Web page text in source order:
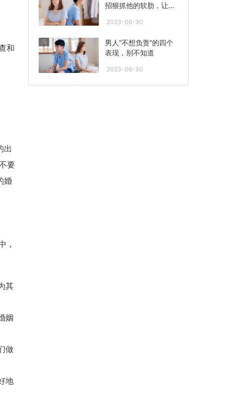
和
出
要
婚
，
其
姻
做
地
招狠抓他的软肋，让他
2023-06-30
5
男人“不想负责”的四个
表现，别不知道
2023-06-30